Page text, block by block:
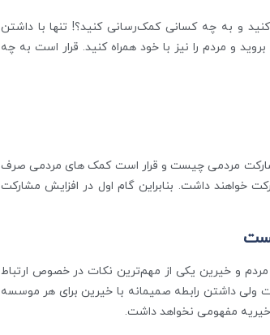
و به چه کسانی کمک‌رسانی کنید؟! تنها با داشتن
و مردم را نیز با خود همراه کنید. قرار است به چه
مردمی چیست و قرار است کمک های مردمی صرف
خواهند داشت. بنابراین گام اول در افزایش مشارکت
مردم و خیرین یکی از مهم‌ترین نکات در خصوص ارتباط
ولی داشتن رابطه صمیمانه با خیرین برای هر موسسه
مفهومی نخواهد داشت.